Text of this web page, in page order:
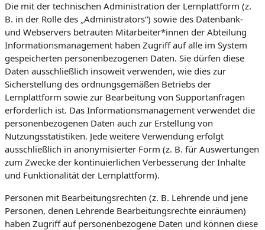
Die mit der technischen Administration der Lernplattform (z.
B. in der Rolle des „Administrators“) sowie des Datenbank-
und Webservers betrauten Mitarbeiter*innen der Abteilung
Informationsmanagement haben Zugriff auf alle im System
gespeicherten personenbezogenen Daten. Sie dürfen diese
Daten ausschließlich insoweit verwenden, wie dies zur
Sicherstellung des ordnungsgemäßen Betriebs der
Lernplattform sowie zur Bearbeitung von Supportanfragen
erforderlich ist. Das Informationsmanagement verwendet die
personenbezogenen Daten auch zur Erstellung von
Nutzungsstatistiken. Jede weitere Verwendung erfolgt
ausschließlich in anonymisierter Form (z. B. für Auswertungen
zum Zwecke der kontinuierlichen Verbesserung der Inhalte
und Funktionalität der Lernplattform).
Personen mit Bearbeitungsrechten (z. B. Lehrende und jene
Personen, denen Lehrende Bearbeitungsrechte einräumen)
haben Zugriff auf personenbezogene Daten und können diese